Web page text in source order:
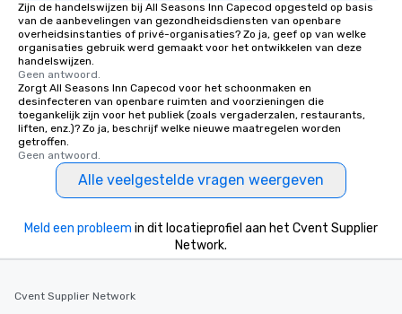
Zijn de handelswijzen bij All Seasons Inn Capecod opgesteld op basis
van de aanbevelingen van gezondheidsdiensten van openbare
overheidsinstanties of privé-organisaties? Zo ja, geef op van welke
organisaties gebruik werd gemaakt voor het ontwikkelen van deze
handelswijzen.
Geen antwoord.
Zorgt All Seasons Inn Capecod voor het schoonmaken en
desinfecteren van openbare ruimten and voorzieningen die
toegankelijk zijn voor het publiek (zoals vergaderzalen, restaurants,
liften, enz.)? Zo ja, beschrijf welke nieuwe maatregelen worden
getroffen.
Geen antwoord.
Alle veelgestelde vragen weergeven
Meld een probleem in dit locatieprofiel aan het Cvent Supplier
Network.
Cvent Supplier Network